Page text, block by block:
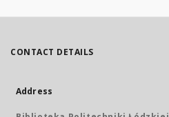
CONTACT DETAILS
Address